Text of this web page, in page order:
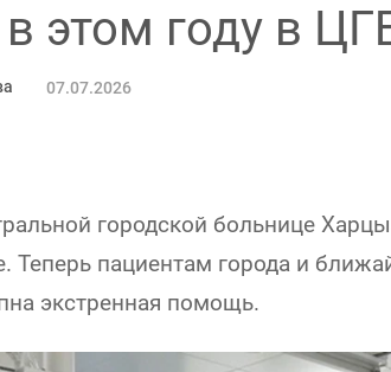
в этом году в
07.07.2026
городской больнице
Теперь пациентам города и
экстренная помощь.